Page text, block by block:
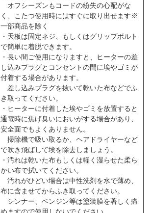
オフシーズンもコードの紛失の心配がな
く、こたつ使用時にはすぐに取り出せます※
一部商品を除く
・天板は固定ネジ、もしくはグリップボルト
で簡単に着脱できます。
・長い間ご使用になりますと、ヒーターの差
し込みプラグとコンセントの間に埃やゴミが
付着する場合があります。
差し込みプラグを抜いて乾いた布などでふ
き取ってください。
・ヒーターに付着した埃やゴミを放置すると
通電時に焦げ臭いにおいがする場合があり、
安全面でもよくありません。
掃除機で吸い取るか、ヘアドライヤーなど
で吹き飛ばして埃を除去しましょう。
・汚れは乾いた布もしくは軽く湿らせた柔ら
かい布で拭いてください。
汚れがひどい場合は中性洗剤を水で薄め、
布に含ませてからふき取ってください。
シンナー、ベンジン等は塗装膜を著しく痛